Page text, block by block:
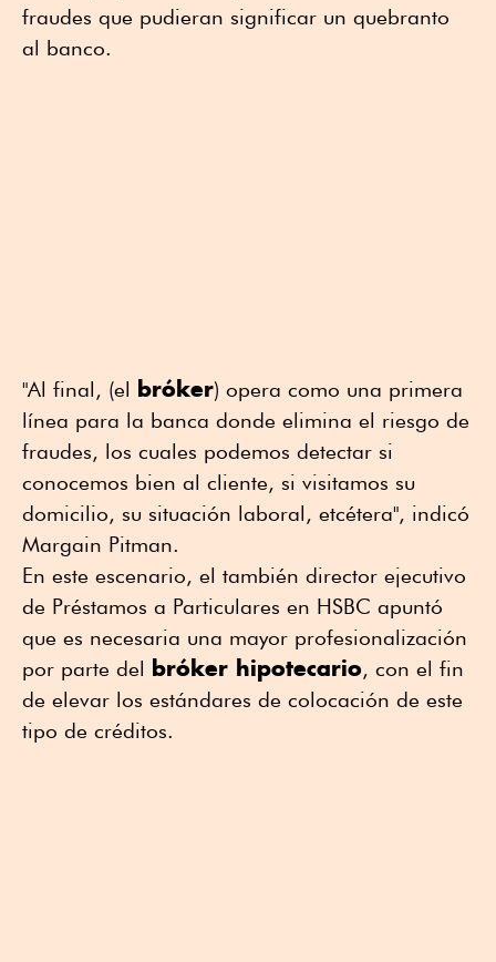
fraudes que pudieran significar un quebranto
al banco.
"Al final, (el bróker) opera como una primera
línea para la banca donde elimina el riesgo de
fraudes, los cuales podemos detectar si
conocemos bien al cliente, si visitamos su
domicilio, su situación laboral, etcétera", indicó
Margain Pitman.
En este escenario, el también director ejecutivo
de Préstamos a Particulares en HSBC apuntó
que es necesaria una mayor profesionalización
por parte del bróker hipotecario, con el fin
de elevar los estándares de colocación de este
tipo de créditos.